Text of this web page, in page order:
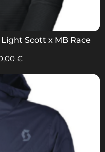
Scott x MB Race
€